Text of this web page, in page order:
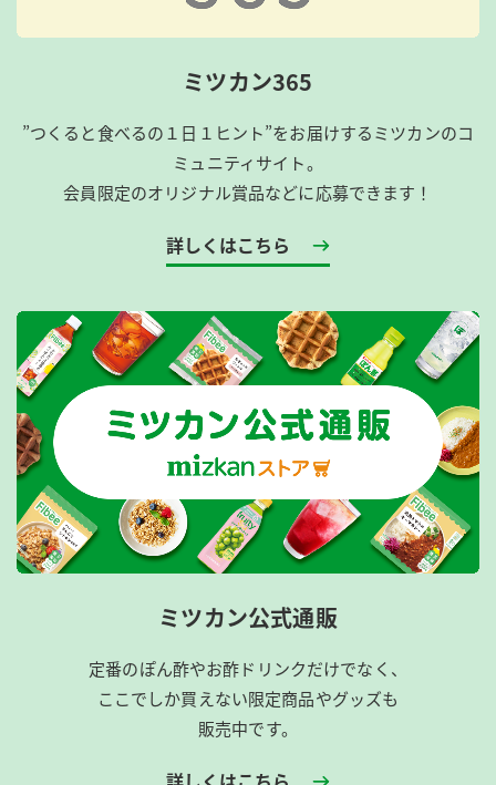
ミツカン365
”つくると食べるの１日１ヒント”をお届けするミツカンのコ
ミュニティサイト。
会員限定のオリジナル賞品などに応募できます！
詳しくはこちら
ミツカン公式通販
定番のぽん酢やお酢ドリンクだけでなく、
ここでしか買えない限定商品やグッズも
販売中です。